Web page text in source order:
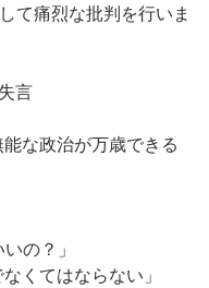
て痛烈な批判を行いま
言
な政治が万歳できる
の？」
くてはならない」